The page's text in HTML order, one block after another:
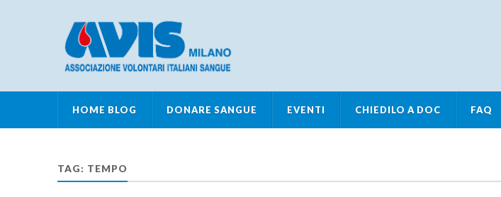
HOME BLOG DONARE SANGUE EVENTI CHIEDILO A DOC FAQ
TAG: TEMPO